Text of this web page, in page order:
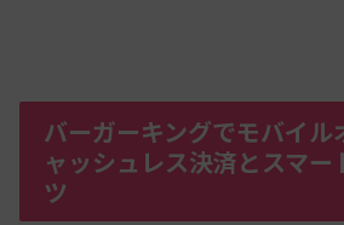
バーガーキングでモバイル
ャッシュレス決済とスマー
ツ